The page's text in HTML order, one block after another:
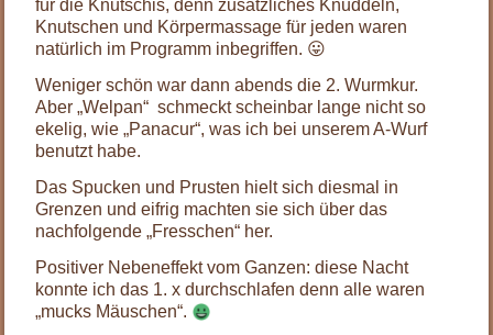
für die Knutschis, denn zusätzliches Knuddeln,
Knutschen und Körpermassage für jeden waren
natürlich im Programm inbegriffen. 😛
Weniger schön war dann abends die 2. Wurmkur.
Aber „Welpan“ schmeckt scheinbar lange nicht so
ekelig, wie „Panacur“, was ich bei unserem A-Wurf
benutzt habe.
Das Spucken und Prusten hielt sich diesmal in
Grenzen und eifrig machten sie sich über das
nachfolgende „Fresschen“ her.
Positiver Nebeneffekt vom Ganzen: diese Nacht
konnte ich das 1. x durchschlafen denn alle waren
„mucks Mäuschen“.